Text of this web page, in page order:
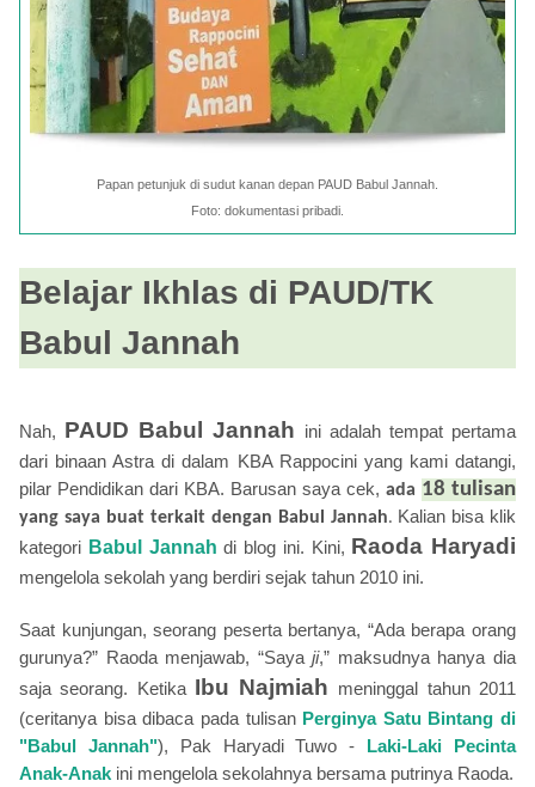
Papan petunjuk di sudut kanan depan PAUD Babul Jannah.
Foto: dokumentasi pribadi.
Belajar Ikhlas di PAUD/TK
Babul Jannah
Nah, PAUD Babul Jannah ini adalah tempat pertama
dari binaan Astra di dalam KBA Rappocini yang kami datangi,
pilar Pendidikan dari KBA. Barusan saya cek, ada 18 tulisan
yang saya buat terkait dengan Babul Jannah. Kalian bisa klik
kategori Babul Jannah di blog ini. Kini, Raoda Haryadi
mengelola sekolah yang berdiri sejak tahun 2010 ini.
Saat kunjungan, seorang peserta bertanya, “Ada berapa orang
gurunya?” Raoda menjawab, “Sayaji,” maksudnya hanya dia
saja seorang. Ketika Ibu Najmiah meninggal tahun 2011
(ceritanya bisa dibaca pada tulisan Perginya Satu Bintang di
"Babul Jannah"), Pak Haryadi Tuwo - Laki-Laki Pecinta
Anak-Anak ini mengelola sekolahnya bersama putrinya Raoda.